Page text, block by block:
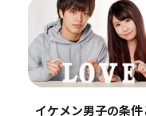
イケメン男子の条件